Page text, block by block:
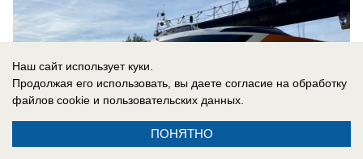
Наш сайт использует куки.
Продолжая его использовать, вы даете согласие на обработку
файлов cookie и пользовательских данных.
ПОНЯТНО